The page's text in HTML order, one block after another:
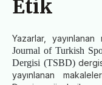
Etik
Yazarlar,
Journal of Turkish
Dergisi (TSBD)
yayınlanan